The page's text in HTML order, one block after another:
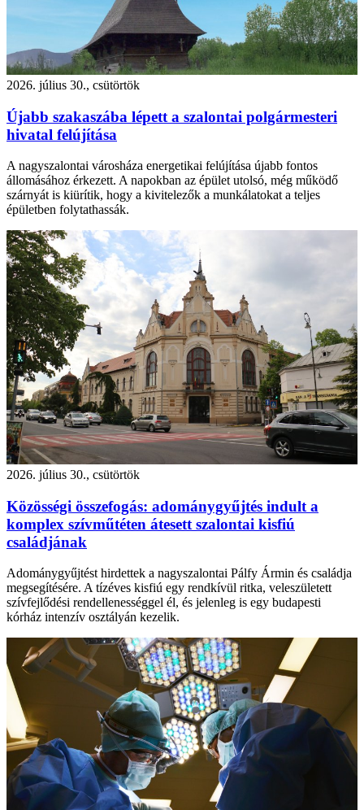
2026. július 30., csütörtök
Újabb szakaszába lépett a szalontai polgármesteri
hivatal felújítása
A nagyszalontai városháza energetikai felújítása újabb fontos
állomásához érkezett. A napokban az épület utolsó, még működő
szárnyát is kiürítik, hogy a kivitelezők a munkálatokat a teljes
épületben folytathassák.
2026. július 30., csütörtök
Közösségi összefogás: adománygyűjtés indult a
komplex szívműtéten átesett szalontai kisfiú
családjának
Adománygyűjtést hirdettek a nagyszalontai Pálfy Ármin és családja
megsegítésére. A tízéves kisfiú egy rendkívül ritka, veleszületett
szívfejlődési rendellenességgel él, és jelenleg is egy budapesti
kórház intenzív osztályán kezelik.